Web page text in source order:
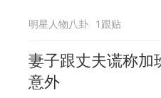
明星人物八卦 1跟贴
妻子跟丈夫谎称加
意外